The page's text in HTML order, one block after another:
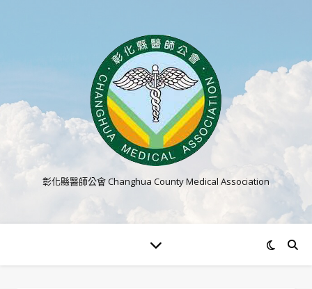
彰化縣醫師公會 Changhua County Medical Association